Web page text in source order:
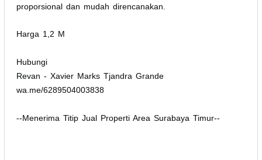
proporsional dan mudah direncanakan.
Harga 1,2 M
Hubungi
Revan - Xavier Marks Tjandra Grande
wa.me/6289504003838
--Menerima Titip Jual Properti Area Surabaya Timur--